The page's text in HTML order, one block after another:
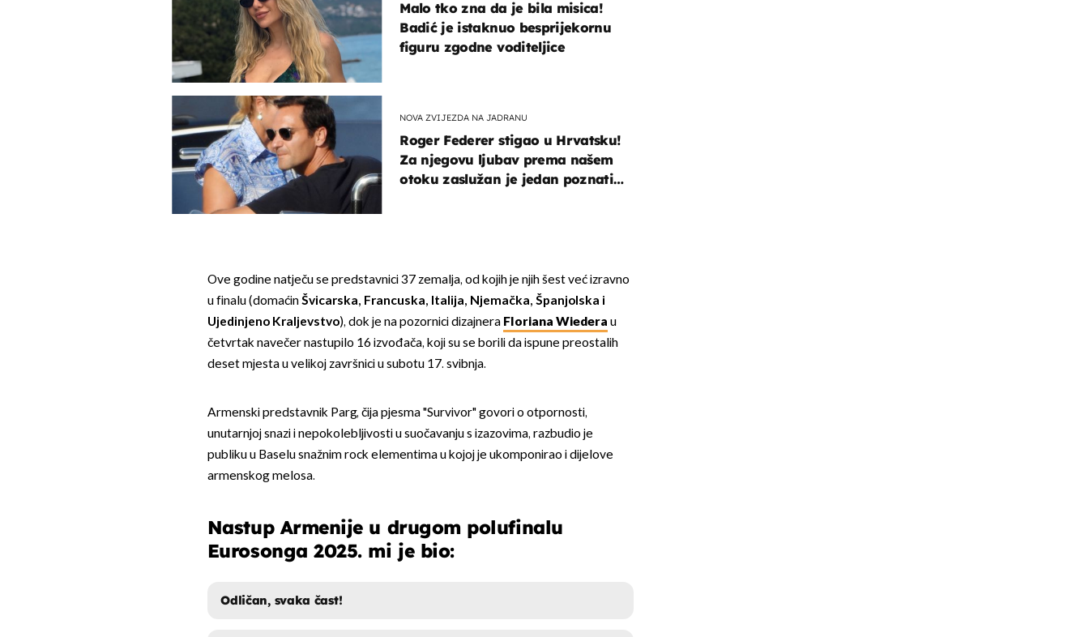
Malo tko zna da je bila misica!
Badić je istaknuo besprijekornu
figuru zgodne voditeljice
NOVA ZVIJEZDA NA JADRANU
Roger Federer stigao u Hrvatsku!
Za njegovu ljubav prema našem
otoku zaslužan je jedan poznati
Ove godine natječu se predstavnici 37 zemalja, od kojih je njih šest već izravno
u finalu (domaćinŠvicarska, Francuska, Italija, Njemačka, Španjolska i
Ujedinjeno Kraljevstvo), dok je na pozornici dizajnera Floriana Wiedera u
četvrtak navečer nastupilo 16 izvođača, koji su se borili da ispune preostalih
deset mjesta u velikoj završnici u subotu 17. svibnja.
Armenski predstavnik Parg, čija pjesma "Survivor" govori o otpornosti,
unutarnjoj snazi i nepokolebljivosti u suočavanju s izazovima, razbudio je
publiku u Baselu snažnim rock elementima u kojoj je ukomponirao i dijelove
armenskog melosa.
Nastup Armenije u drugom polufinalu
Eurosonga 2025. mi je bio:
Odličan, svaka čast!